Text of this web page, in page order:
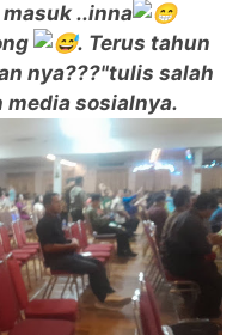
..inna
. Terus tahun
nya???"tulis salah
media sosialnya.